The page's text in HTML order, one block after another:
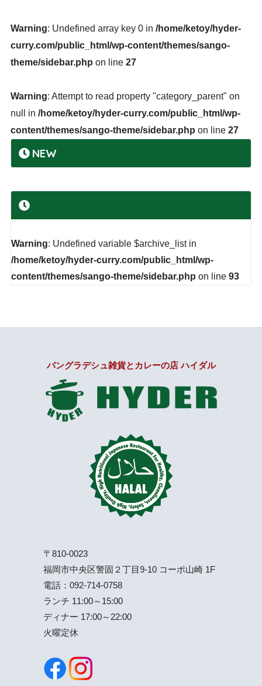
Warning: Undefined array key 0 in /home/ketoy/hyder-
curry.com/public_html/wp-content/themes/sango-
theme/sidebar.php on line 27
Warning: Attempt to read property "category_parent" on
null in /home/ketoy/hyder-curry.com/public_html/wp-
content/themes/sango-theme/sidebar.php on line 27
NEW
Warning: Undefined variable $archive_list in
/home/ketoy/hyder-curry.com/public_html/wp-
content/themes/sango-theme/sidebar.php on line 93
バングラデシュ雑貨とカレーの店 ハイダル
〒810-0023
福岡市中央区警固２丁目9-10 コーポ山崎 1F
電話： 092-714-0758
ランチ 11:00～15:00
ディナー 17:00～22:00
火曜定休